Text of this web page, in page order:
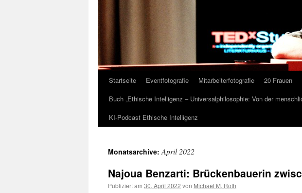
Zum
Inhalt
springen
Startseite Eventfotografie Mitarbeiterfotografie 20 Frauen
Buch „Ethische Intelligenz – Universalphilosophie: Von der
KI-Podcast Ethische Intelligenz
Monatsarchive:April 2022
Najoua Benzarti: Brückenbauerin
Publiziert am 30. April 2022 von Michael M. Roth